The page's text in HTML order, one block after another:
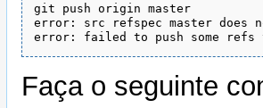
git push origin master
error: src refspec master does
Faça o seguinte